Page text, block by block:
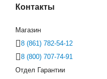
Контакты
Магазин
8 (861) 782-54-12
8 (800) 707-74-91
Отдел Гарантии